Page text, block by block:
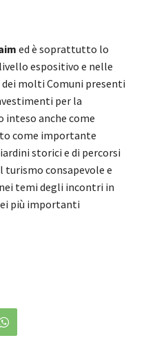
ed è soprattutto lo
espositivo e nelle
molti Comuni presenti
per la
inteso anche come
come importante
storici e di percorsi
turismo consapevole e
temi degli incontri in
più importanti